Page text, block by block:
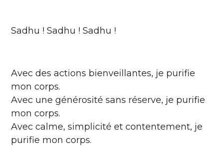
Sadhu ! Sadhu ! Sadhu !
Avec des actions bienveillantes, je purifie
mon corps.
Avec une générosité sans réserve, je purifie
mon corps.
Avec calme, simplicité et contentement, je
purifie mon corps.